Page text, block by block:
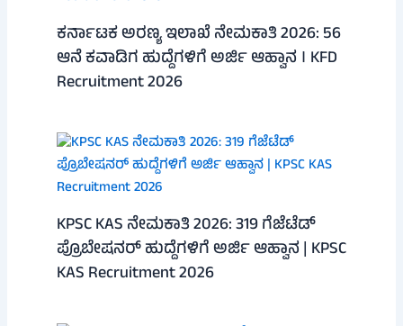
ಕರ್ನಾಟಕ ಅರಣ್ಯ ಇಲಾಖೆ ನೇಮಕಾತಿ 2026: 56
ಆನೆ ಕವಾಡಿಗ ಹುದ್ದೆಗಳಿಗೆ ಅರ್ಜಿ ಆಹ್ವಾನ । KFD
Recruitment 2026
KPSC KAS ನೇಮಕಾತಿ 2026: 319 ಗೆಜೆಟೆಡ್
ಪ್ರೊಬೇಷನರ್ ಹುದ್ದೆಗಳಿಗೆ ಅರ್ಜಿ ಆಹ್ವಾನ | KPSC
KAS Recruitment 2026